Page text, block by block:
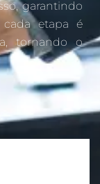
garantindo
etapa é
tornando o